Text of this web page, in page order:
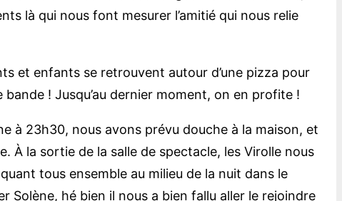
là qui nous font mesurer l’amitié qui nous relie
et enfants se retrouvent autour d’une pizza pour
! Jusqu’au dernier moment, on en profite !
à 23h30, nous avons prévu douche à la maison, et
À la sortie de la salle de spectacle, les Virolle nous
tous ensemble au milieu de la nuit dans le
Solène, hé bien il nous a bien fallu aller le rejoindre